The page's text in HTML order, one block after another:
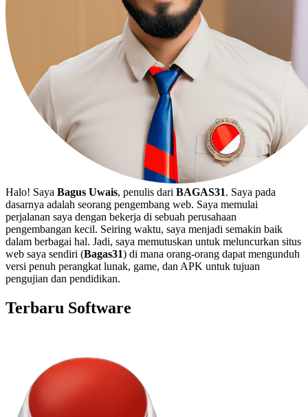
Halo! Saya Bagus Uwais, penulis dari BAGAS31. Saya pada
dasarnya adalah seorang pengembang web. Saya memulai
perjalanan saya dengan bekerja di sebuah perusahaan
pengembangan kecil. Seiring waktu, saya menjadi semakin baik
dalam berbagai hal. Jadi, saya memutuskan untuk meluncurkan situs
web saya sendiri (Bagas31) di mana orang-orang dapat mengunduh
versi penuh perangkat lunak, game, dan APK untuk tujuan
pengujian dan pendidikan.
Terbaru Software